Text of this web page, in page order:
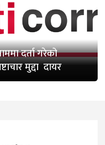
दर्ता गरेको
मुद्दा दायर